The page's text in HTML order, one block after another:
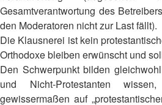
Gesamtverantwortung des
den Moderatoren nicht zur Last fällt).
Die Klausnerei ist kein
Orthodoxe bleiben erwünscht und
Den Schwerpunkt bilden
und Nicht-Protestanten
gewissermaßen auf